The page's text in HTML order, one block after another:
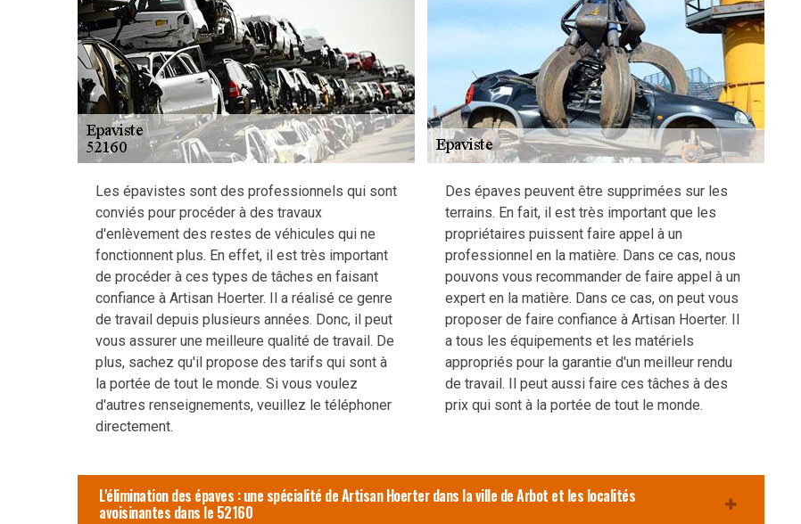
Les épavistes sont des professionnels qui sont
conviés pour procéder à des travaux
d'enlèvement des restes de véhicules qui ne
fonctionnent plus. En effet, il est très important
de procéder à ces types de tâches en faisant
confiance à Artisan Hoerter. Il a réalisé ce genre
de travail depuis plusieurs années. Donc, il peut
vous assurer une meilleure qualité de travail. De
plus, sachez qu'il propose des tarifs qui sont à
la portée de tout le monde. Si vous voulez
d'autres renseignements, veuillez le téléphoner
directement.
Des épaves peuvent être supprimées sur les
terrains. En fait, il est très important que les
propriétaires puissent faire appel à un
professionnel en la matière. Dans ce cas, nous
pouvons vous recommander de faire appel à un
expert en la matière. Dans ce cas, on peut vous
proposer de faire confiance à Artisan Hoerter. Il
a tous les équipements et les matériels
appropriés pour la garantie d'un meilleur rendu
de travail. Il peut aussi faire ces tâches à des
prix qui sont à la portée de tout le monde.
L'élimination des épaves : une spécialité de Artisan Hoerter dans la ville de Arbot et les localités
avoisinantes dans le 52160